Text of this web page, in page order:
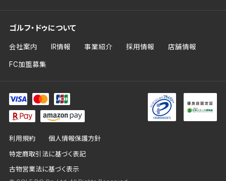
ゴルフ・ドゥについて
会社案内 IR情報 事業紹介 採用情報 店舗情報
FC加盟募集
利用規約 個人情報保護方針
特定商取引法に基づく表記
古物営業法に基づく表示